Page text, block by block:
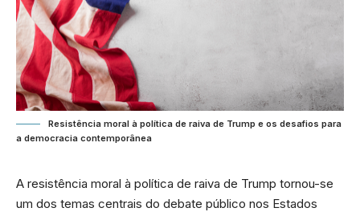
Resistência moral à política de raiva de Trump e os desafios para
a democracia contemporânea
A resistência moral à política de raiva de Trump tornou-se
um dos temas centrais do debate público nos Estados